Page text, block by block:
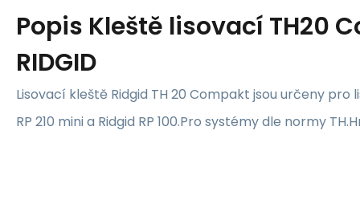
Popis Kleště lisovací TH20
RIDGID
Lisovací kleště Ridgid TH 20 Compakt jsou určeny pro
RP 210 mini a Ridgid RP 100.Pro systémy dle normy